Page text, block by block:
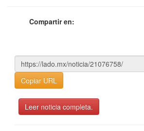
Compartir en:
Copiar URL
Leer noticia completa.